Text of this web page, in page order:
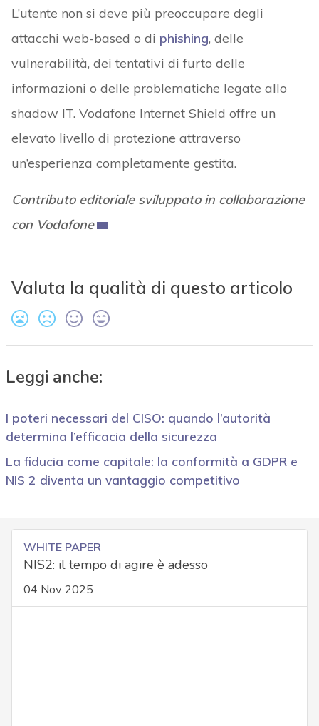
L’utente non si deve più preoccupare degli
attacchi web-based o di phishing, delle
vulnerabilità, dei tentativi di furto delle
informazioni o delle problematiche legate allo
shadow IT. Vodafone Internet Shield offre un
elevato livello di protezione attraverso
un’esperienza completamente gestita.
Contributo editoriale sviluppato in collaborazione
con Vodafone
Valuta la qualità di questo articolo
Leggi anche:
I poteri necessari del CISO: quando l’autorità
determina l’efficacia della sicurezza
La fiducia come capitale: la conformità a GDPR e
NIS 2 diventa un vantaggio competitivo
WHITE PAPER
NIS2: il tempo di agire è adesso
04 Nov 2025